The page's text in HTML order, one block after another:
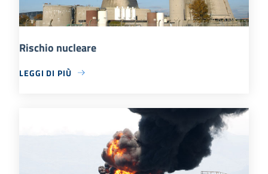
Rischio nucleare
LEGGI DI PIÙ